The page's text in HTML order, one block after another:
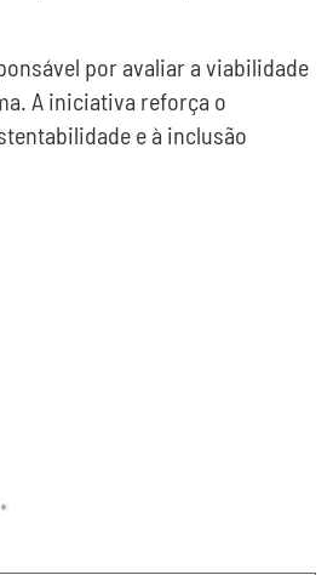
por avaliar a viabilidade
A iniciativa reforça o
e à inclusão
*